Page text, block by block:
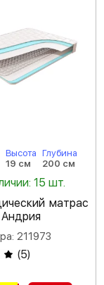
Высота
19 см
Глубина
200 см
15 шт.
матрас
211973
(5)